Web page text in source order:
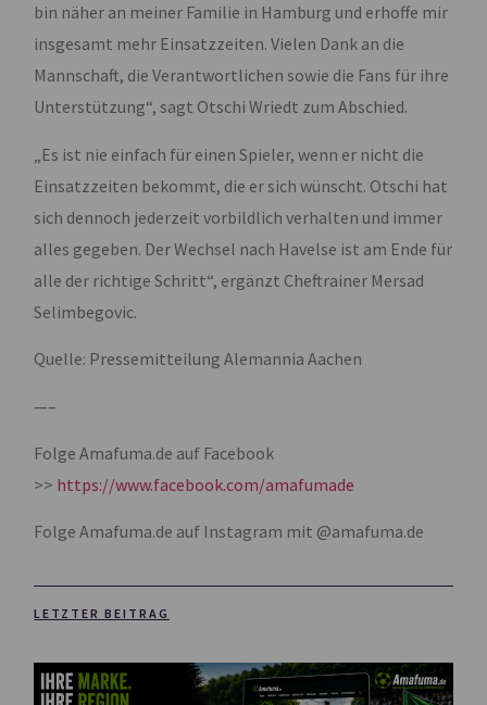
bin näher an meiner Familie in Hamburg und erhoffe mir
insgesamt mehr Einsatzzeiten. Vielen Dank an die
Mannschaft, die Verantwortlichen sowie die Fans für ihre
Unterstützung“, sagt Otschi Wriedt zum Abschied.
„Es ist nie einfach für einen Spieler, wenn er nicht die
Einsatzzeiten bekommt, die er sich wünscht. Otschi hat
sich dennoch jederzeit vorbildlich verhalten und immer
alles gegeben. Der Wechsel nach Havelse ist am Ende für
alle der richtige Schritt“, ergänzt Cheftrainer Mersad
Selimbegovic.
Quelle: Pressemitteilung Alemannia Aachen
—–
Folge Amafuma.de auf Facebook
>> https://www.facebook.com/amafumade
Folge Amafuma.de auf Instagram mit @amafuma.de
LETZTER BEITRAG